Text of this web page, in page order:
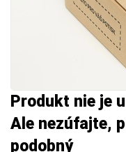
Produkt nie je
Ale nezúfajte,
podobný